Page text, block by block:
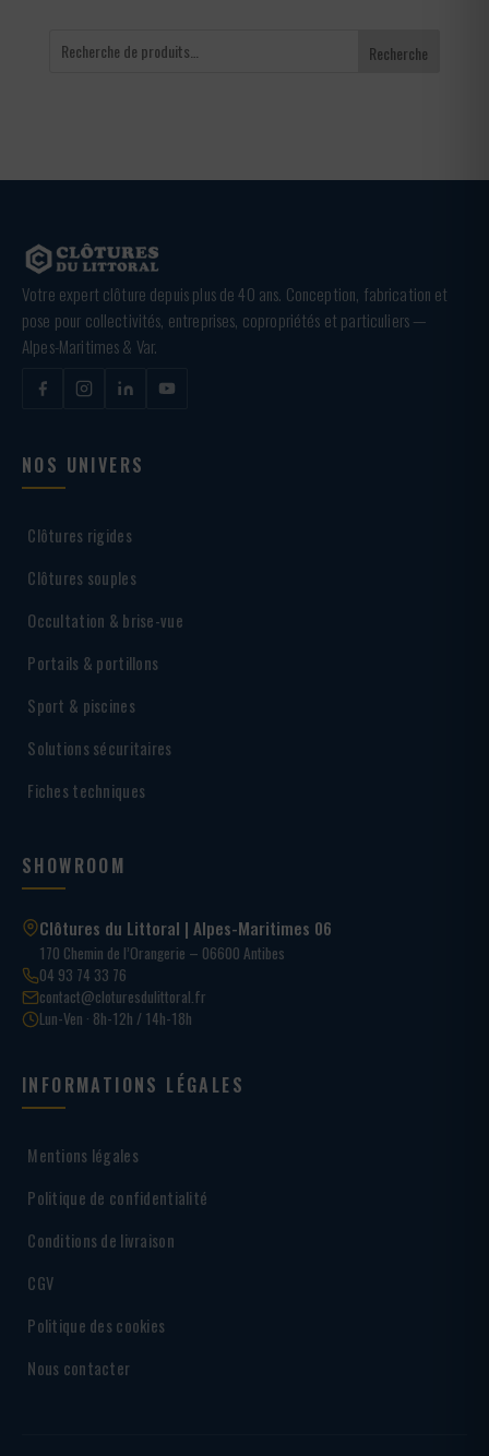
Recherche
Votre expert clôture depuis plus de 40 ans. Conception, fabrication et
pose pour collectivités, entreprises, copropriétés et particuliers —
Alpes-Maritimes & Var.
NOS UNIVERS
Clôtures rigides
Clôtures souples
Occultation & brise-vue
Portails & portillons
Sport & piscines
Solutions sécuritaires
Fiches techniques
SHOWROOM
Clôtures du Littoral | Alpes-Maritimes 06
170 Chemin de l’Orangerie – 06600 Antibes
04 93 74 33 76
contact@cloturesdulittoral.fr
Lun-Ven · 8h-12h / 14h-18h
INFORMATIONS LÉGALES
Mentions légales
Politique de confidentialité
Conditions de livraison
CGV
Politique des cookies
Nous contacter